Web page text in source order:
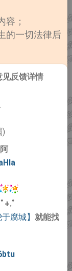
容；
的一切法律后
见反馈详情
)
+.ﾟ
腐城】 就能找